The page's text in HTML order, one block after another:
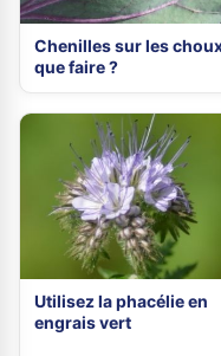
Chenilles sur les
que faire ?
Utilisez la phacélie en
engrais vert